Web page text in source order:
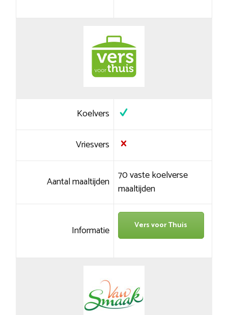
Koelvers
Vriesvers
Aantal maaltijden 70 vaste koelverse
maaltijden
Informatie Vers voor Thuis